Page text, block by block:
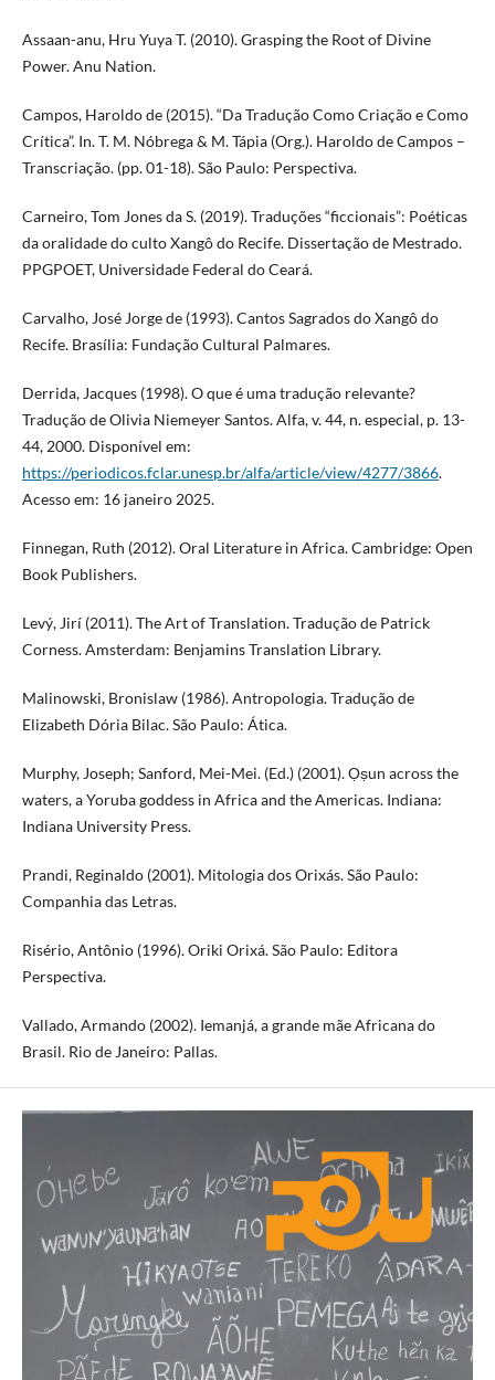
Assaan-anu, Hru Yuya T. (2010). Grasping the Root of Divine
Power. Anu Nation.
Campos, Haroldo de (2015). “Da Tradução Como Criação e Como
Crítica”. In. T. M. Nóbrega & M. Tápia (Org.). Haroldo de Campos –
Transcriação. (pp. 01-18). São Paulo: Perspectiva.
Carneiro, Tom Jones da S. (2019). Traduções “ficcionais”: Poéticas
da oralidade do culto Xangô do Recife. Dissertação de Mestrado.
PPGPOET, Universidade Federal do Ceará.
Carvalho, José Jorge de (1993). Cantos Sagrados do Xangô do
Recife. Brasília: Fundação Cultural Palmares.
Derrida, Jacques (1998). O que é uma tradução relevante?
Tradução de Olivia Niemeyer Santos. Alfa, v. 44, n. especial, p. 13-
44, 2000. Disponível em:
https://periodicos.fclar.unesp.br/alfa/article/view/4277/3866.
Acesso em: 16 janeiro 2025.
Finnegan, Ruth (2012). Oral Literature in Africa. Cambridge: Open
Book Publishers.
Levý, Jirí (2011). The Art of Translation. Tradução de Patrick
Corness. Amsterdam: Benjamins Translation Library.
Malinowski, Bronislaw (1986). Antropologia. Tradução de
Elizabeth Dória Bilac. São Paulo: Ática.
Murphy, Joseph; Sanford, Mei-Mei. (Ed.) (2001). Ọṣun across the
waters, a Yoruba goddess in Africa and the Americas. Indiana:
Indiana University Press.
Prandi, Reginaldo (2001). Mitologia dos Orixás. São Paulo:
Companhia das Letras.
Risério, Antônio (1996). Oriki Orixá. São Paulo: Editora
Perspectiva.
Vallado, Armando (2002). Iemanjá, a grande mãe Africana do
Brasil. Rio de Janeiro: Pallas.